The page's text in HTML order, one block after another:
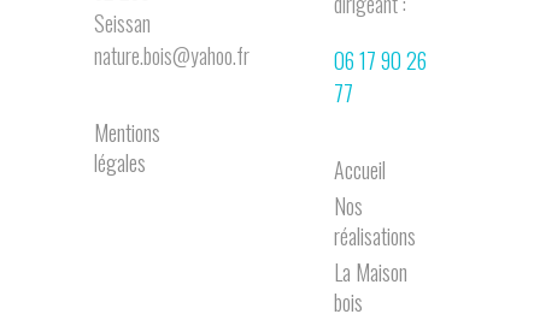
Seissan
nature.bois@yahoo.fr
Mentions
légales
06 17 90 26
77
Accueil
Nos
réalisations
La Maison
bois